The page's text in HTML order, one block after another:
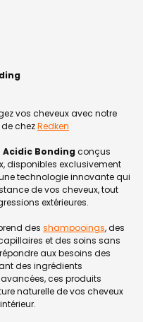
vos cheveux avec notre
chezRedken
Acidic Bonding conçus
disponibles exclusivement
technologie innovante qui
de vos cheveux, tout
extérieures.
des shampooings, des
et des soins sans
aux besoins des
des ingrédients
ces produits
naturelle de vos cheveux